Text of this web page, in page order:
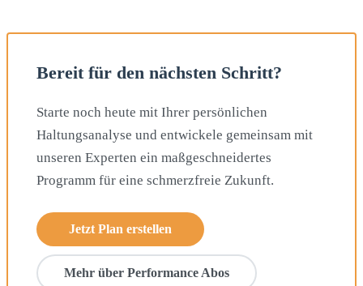
Bereit für den nächsten Schritt?
Starte noch heute mit Ihrer persönlichen
Haltungsanalyse und entwickele gemeinsam mit
unseren Experten ein maßgeschneidertes
Programm für eine schmerzfreie Zukunft.
Jetzt Plan erstellen
Mehr über Performance Abos